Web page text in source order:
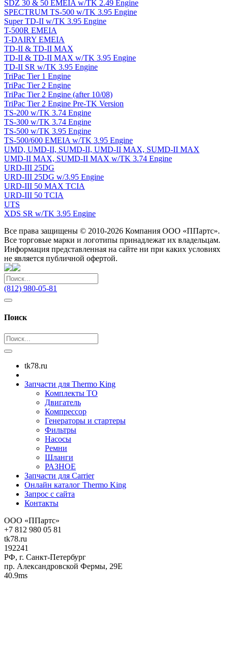
SDZ 30 & 50 EMEIA w/TK 2.49 Engine
SPECTRUM TS-500 w/TK 3.95 Engine
Super TD-II w/TK 3.95 Engine
T-500R EMEIA
T-DAIRY EMEIA
TD-II & TD-II MAX
TD-II & TD-II MAX w/TK 3.95 Engine
TD-II SR w/TK 3.95 Engine
TriPac Tier 1 Engine
TriPac Tier 2 Engine
TriPac Tier 2 Engine (after 10/08)
TriPac Tier 2 Engine Pre-TK Version
TS-200 w/TK 3.74 Engine
TS-300 w/TK 3.74 Engine
TS-500 w/TK 3.95 Engine
TS-500/600 EMEIA w/TK 3.95 Engine
UMD, UMD-II, SUMD-II, UMD-II MAX, SUMD-II MAX
UMD-II MAX, SUMD-II MAX w/TK 3.74 Engine
URD-III 25DG
URD-III 25DG w/3.95 Engine
URD-III 50 MAX TCIA
URD-III 50 TCIA
UTS
XDS SR w/TK 3.95 Engine
Все права защищены © 2010-2026 Компания ООО «ППартс».
Все торговые марки и логотипы принадлежат их владельцам.
Информация представленная на сайте ни при каких условиях
не является публичной офертой.
(812) 980-05-81
Поиск
tk78.ru
Запчасти для Thermo King
Комплекты ТО
Двигатель
Компрессор
Генераторы и стартеры
Фильтры
Насосы
Ремни
Шланги
РАЗНОЕ
Запчасти для Carrier
Онлайн каталог Thermo King
Запрос с сайта
Контакты
ООО «ППартс»
+7 812 980 05 81
tk78.ru
192241
РФ, г. Санкт-Петербург
пр. Александровской Фермы, 29Е
40.9ms